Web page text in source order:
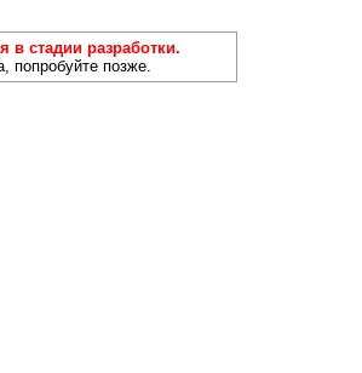
в стадии разработки.
попробуйте позже.